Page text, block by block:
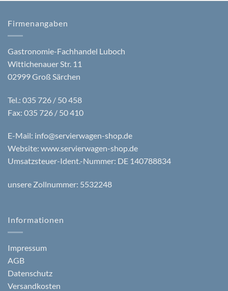
Firmenangaben
Gastronomie-Fachhandel Luboch
Wittichenauer Str. 11
02999 Groß Särchen
Tel.: 035 726 / 50 458
Fax: 035 726 / 50 410
E-Mail: info@servierwagen-shop.de
Website: www.servierwagen-shop.de
Umsatzsteuer-Ident.-Nummer: DE 140788834
unsere Zollnummer: 5532248
Informationen
Impressum
AGB
Datenschutz
Versandkosten